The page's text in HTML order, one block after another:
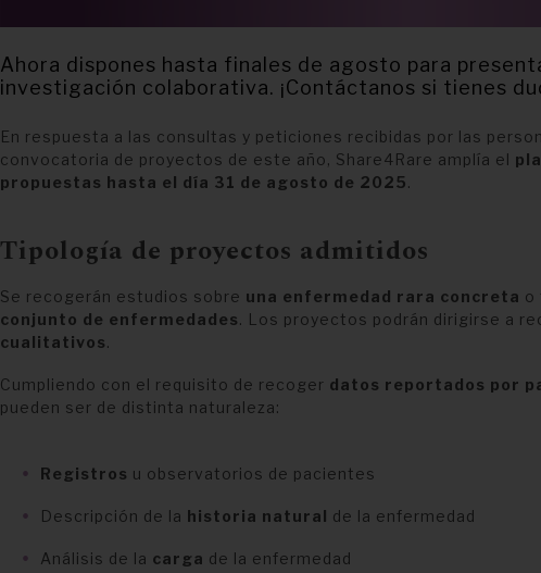
Ahora dispones hasta finales de agosto para
investigación colaborativa. ¡Contáctanos si tienes
En respuesta a las consultas y peticiones recibidas por las
convocatoria de proyectos de este año, Share4Rare amplía el
propuestas hasta el día 31 de agosto de 2025.
Tipología de proyectos admitidos
Se recogerán estudios sobre una enfermedad rara concreta o
conjunto de enfermedades. Los proyectos podrán dirigirse a
cualitativos.
Cumpliendo con el requisito de recoger datos reportados por
pueden ser de distinta naturaleza:
Registros u observatorios de pacientes
Descripción de la historia natural de la enfermedad
Análisis de la carga de la enfermedad